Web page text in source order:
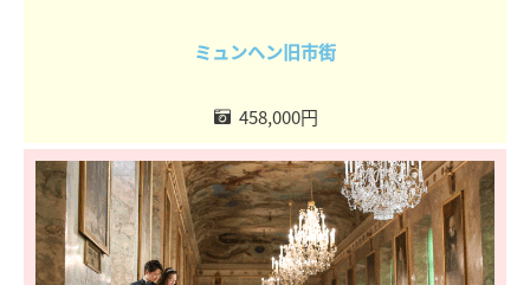
ミュンヘン旧市街
458,000円